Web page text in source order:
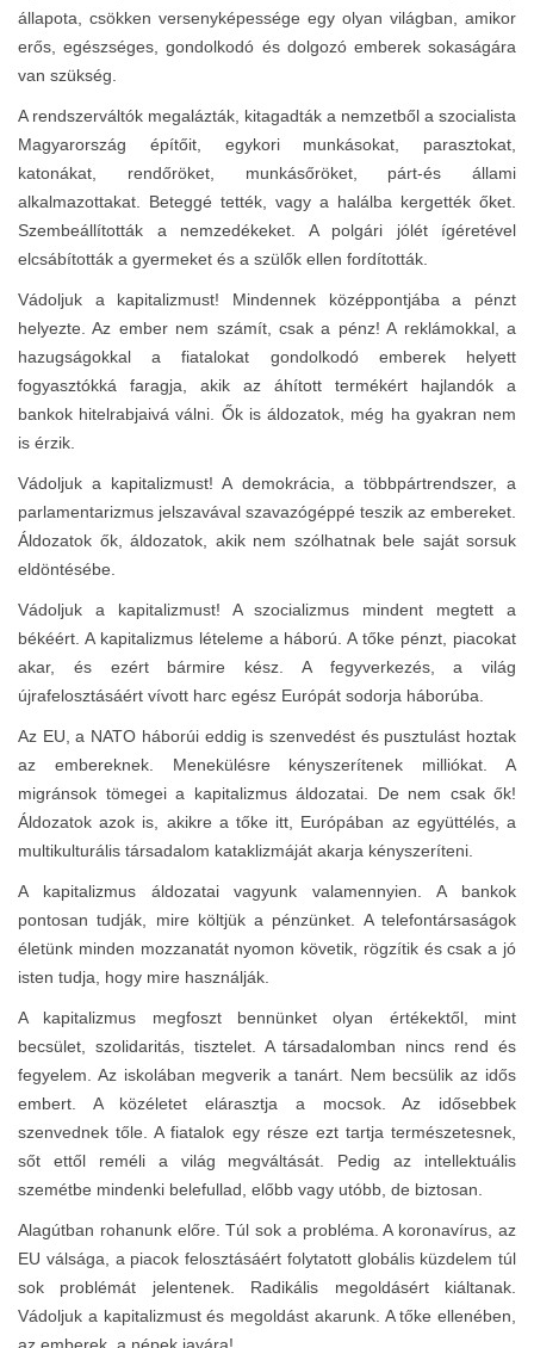
állapota, csökken versenyképessége egy olyan világban, amikor
erős, egészséges, gondolkodó és dolgozó emberek sokaságára
van szükség.
A rendszerváltók megalázták, kitagadták a nemzetből a szocialista
Magyarország építőit, egykori munkásokat, parasztokat,
katonákat, rendőröket, munkásőröket, párt-és állami
alkalmazottakat. Beteggé tették, vagy a halálba kergették őket.
Szembeállították a nemzedékeket. A polgári jólét ígéretével
elcsábították a gyermeket és a szülők ellen fordították.
Vádoljuk a kapitalizmust! Mindennek középpontjába a pénzt
helyezte. Az ember nem számít, csak a pénz! A reklámokkal, a
hazugságokkal a fiatalokat gondolkodó emberek helyett
fogyasztókká faragja, akik az áhított termékért hajlandók a
bankok hitelrabjaivá válni. Ők is áldozatok, még ha gyakran nem
is érzik.
Vádoljuk a kapitalizmust! A demokrácia, a többpártrendszer, a
parlamentarizmus jelszavával szavazógéppé teszik az embereket.
Áldozatok ők, áldozatok, akik nem szólhatnak bele saját sorsuk
eldöntésébe.
Vádoljuk a kapitalizmust! A szocializmus mindent megtett a
békéért. A kapitalizmus lételeme a háború. A tőke pénzt, piacokat
akar, és ezért bármire kész. A fegyverkezés, a világ
újrafelosztásáért vívott harc egész Európát sodorja háborúba.
Az EU, a NATO háborúi eddig is szenvedést és pusztulást hoztak
az embereknek. Menekülésre kényszerítenek milliókat. A
migránsok tömegei a kapitalizmus áldozatai. De nem csak ők!
Áldozatok azok is, akikre a tőke itt, Európában az együttélés, a
multikulturális társadalom kataklizmáját akarja kényszeríteni.
A kapitalizmus áldozatai vagyunk valamennyien. A bankok
pontosan tudják, mire költjük a pénzünket. A telefontársaságok
életünk minden mozzanatát nyomon követik, rögzítik és csak a jó
isten tudja, hogy mire használják.
A kapitalizmus megfoszt bennünket olyan értékektől, mint
becsület, szolidaritás, tisztelet. A társadalomban nincs rend és
fegyelem. Az iskolában megverik a tanárt. Nem becsülik az idős
embert. A közéletet elárasztja a mocsok. Az idősebbek
szenvednek tőle. A fiatalok egy része ezt tartja természetesnek,
sőt ettől reméli a világ megváltását. Pedig az intellektuális
szemétbe mindenki belefullad, előbb vagy utóbb, de biztosan.
Alagútban rohanunk előre. Túl sok a probléma. A koronavírus, az
EU válsága, a piacok felosztásáért folytatott globális küzdelem túl
sok problémát jelentenek. Radikális megoldásért kiáltanak.
Vádoljuk a kapitalizmust és megoldást akarunk. A tőke ellenében,